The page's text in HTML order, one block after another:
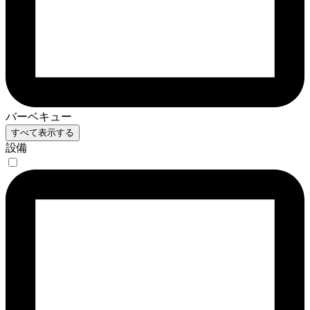
バーベキュー
すべて表示する
設備